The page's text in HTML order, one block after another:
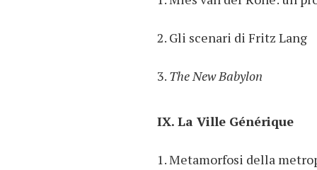
2. Gli scenari di Fritz Lang
3. The New Babylon
IX. La Ville Générique
1. Metamorfosi della